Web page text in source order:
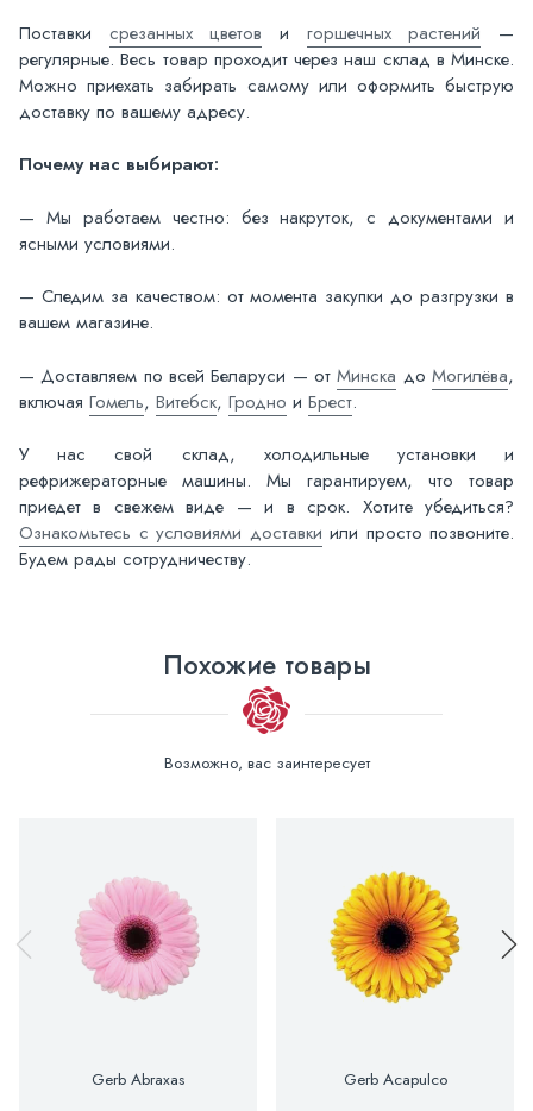
Поставки срезанных цветов и горшечных растений —
регулярные. Весь товар проходит через наш склад в Минске.
Можно приехать забирать самому или оформить быструю
доставку по вашему адресу.
Почему нас выбирают:
— Мы работаем честно: без накруток, с документами и
ясными условиями.
— Следим за качеством: от момента закупки до разгрузки в
вашем магазине.
— Доставляем по всей Беларуси — отМинска доМогилёва,
включая Гомель, Витебск, Гродно и Брест.
У нас свой склад, холодильные установки и
рефрижераторные машины. Мы гарантируем, что товар
приедет в свежем виде — и в срок. Хотите убедиться?
Ознакомьтесь с условиями доставки или просто позвоните.
Будем рады сотрудничеству.
Похожие товары
Возможно, вас заинтересует
Gerb Abraxas Gerb Acapulco